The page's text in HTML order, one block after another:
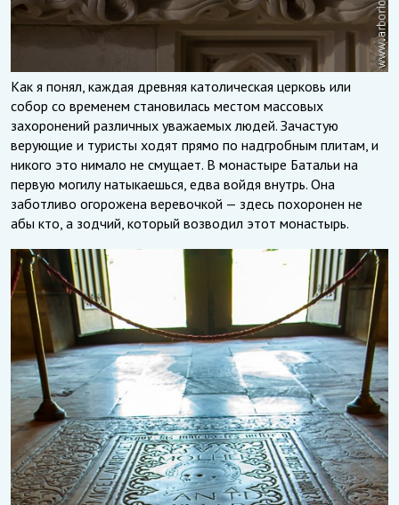
Как я понял, каждая древняя католическая церковь или
собор со временем становилась местом массовых
захоронений различных уважаемых людей. Зачастую
верующие и туристы ходят прямо по надгробным плитам, и
никого это нимало не смущает. В монастыре Батальи на
первую могилу натыкаешься, едва войдя внутрь. Она
заботливо огорожена веревочкой — здесь похоронен не
абы кто, а зодчий, который возводил этот монастырь.